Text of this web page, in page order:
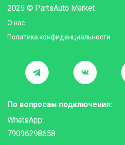
2025 © PartsAuto Market
О нас
Политика конфиденциальности
По вопросам подключения:
WhatsApp:
79096298658